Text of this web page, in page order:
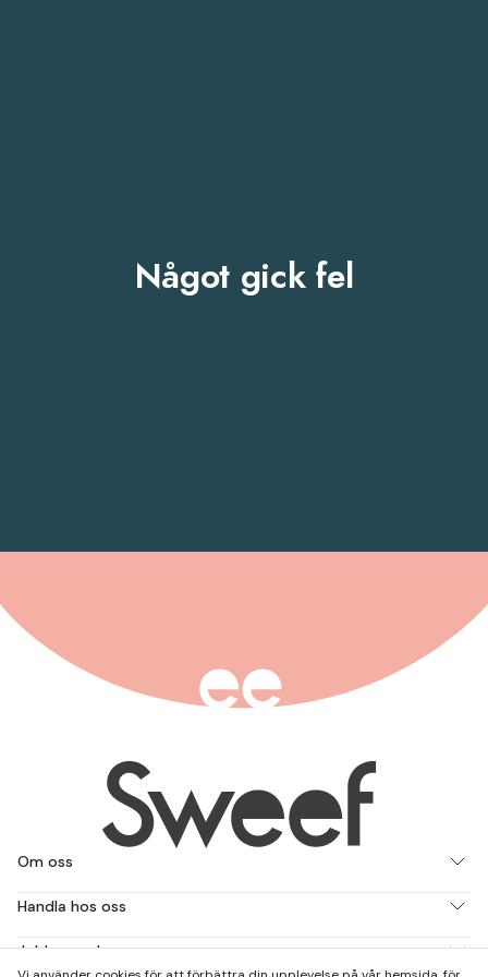
Något gick fel
Om oss
Handla hos oss
Jobba med oss